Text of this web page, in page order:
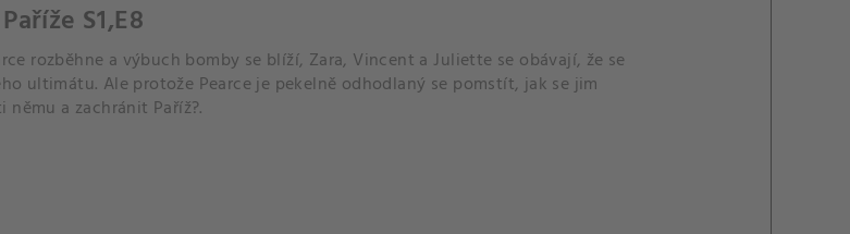
S1,E8
rozběhne a výbuch bomby se blíží, Zara, Vincent a Juliette se obávají, že se
ultimátu. Ale protože Pearce je pekelně odhodlaný se pomstít, jak se jim
a zachránit Paříž?.